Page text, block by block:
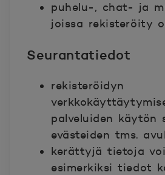
puhelu-, chat- ja
joissa rekisteröity
Seurantatiedot
rekisteröidyn
palveluiden käytön
evästeiden tms.
kerättyjä tietoja
esimerkiksi tiedot